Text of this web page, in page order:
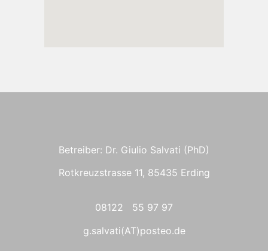
Betreiber: Dr. Giulio Salvati (PhD)
Rotkreuzstrasse 11, 85435 Erding
08122 55 97 97
g.salvati(AT)posteo.de